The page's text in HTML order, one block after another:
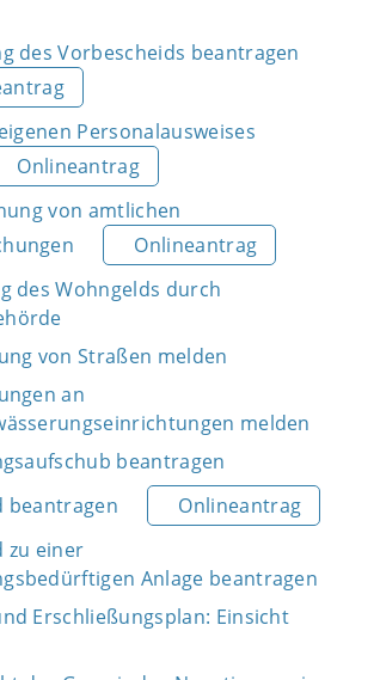
des Vorbescheids beantragen
Personalausweises
Onlineantrag
von amtlichen
Onlineantrag
des Wohngelds durch
von Straßen melden
an
melden
beantragen
beantragen
Onlineantrag
zu einer
Anlage beantragen
Erschließungsplan: Einsicht